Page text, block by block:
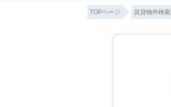
TOPページ 賃貸物件検索